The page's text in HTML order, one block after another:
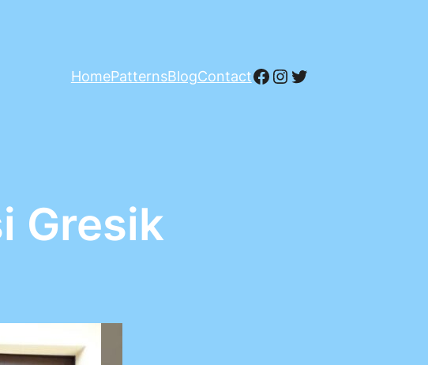
HomePatternsBlogContactFacebook
Instagram
Twitter
Gresik